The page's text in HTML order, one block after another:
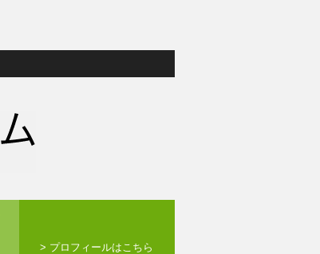
> プロフィールはこちら